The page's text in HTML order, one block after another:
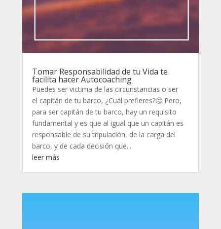
Tomar Responsabilidad de tu Vida te
facilita hacer Autocoaching
Puedes ser victima de las circunstancias o ser
el capitán de tu barco, ¿Cuál prefieres?🤔 Pero,
para ser capitán de tu barco, hay un requisito
fundamental y es que al igual que un capitán es
responsable de su tripulación, de la carga del
barco, y de cada decisión que...
leer más